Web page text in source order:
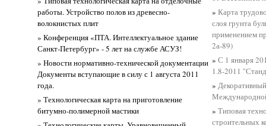
работы. Устройство полов из древесно-
волокнистых плит
» Конференция «ПТА. Интеллектуальное здание
Санкт-Петербург» - 5 лет на службе АСУЗ!
» Новости нормативно-технической документации
Документы вступающие в силу с 1 августа 2011
года.
» Технологическая карта на приготовление
битумно-полимерной мастики
»Карта
слоя грунта
применением
2а-89)
»С 1 января
1.8-2011
»
»Типовая
строительных